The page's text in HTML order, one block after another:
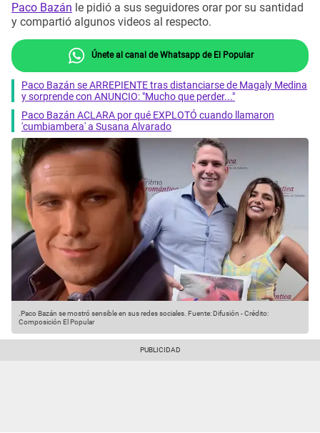
Paco Bazán le pidió a sus seguidores orar por su santidad
y compartió algunos videos al respecto.
Únete al canal de Whatsapp de El Popular
Paco Bazán se ARREPIENTE tras distanciarse de Magaly Medina
y sorprende con ANUNCIO: "Mucho que perder..."
Paco Bazán ACLARA por qué EXPLOTÓ cuando llamaron
'cumbiambera' a Susana Alvarado
.Paco Bazán se mostró sensible en sus redes sociales. Fuente: Difusión -Crédito:
Composición El Popular